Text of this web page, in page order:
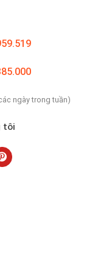
ngày trong tuần)
tôi